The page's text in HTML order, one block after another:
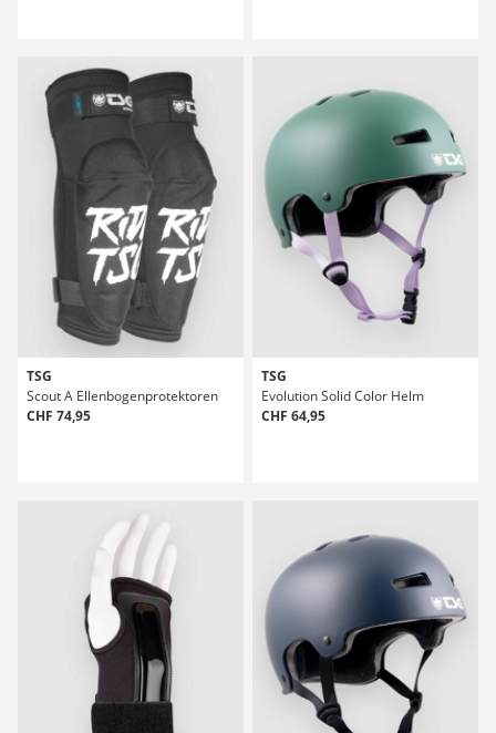
TSG
Scout A Ellenbogenprotektoren
CHF 74,95
TSG
Evolution Solid Color Helm
CHF 64,95